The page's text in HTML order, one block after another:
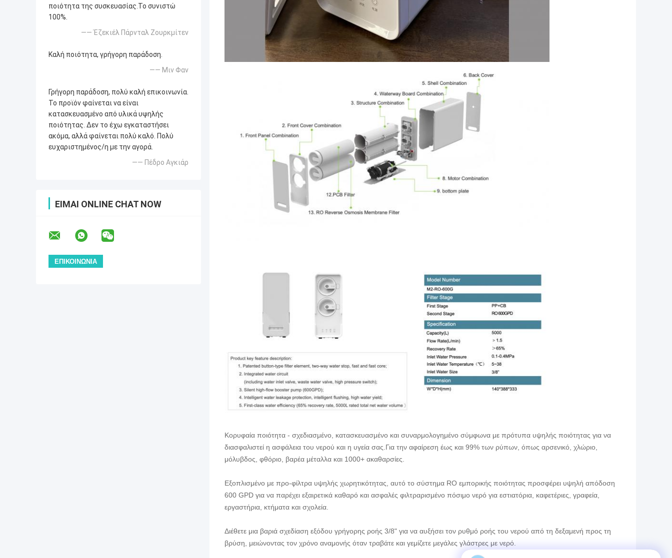
ποιότητα της συσκευασίας.Το συνιστώ
100%.
—— Έζεκιέλ Πάρνταλ Ζουρκμίτεν
Καλή ποιότητα, γρήγορη παράδοση.
—— Μιν Φαν
Γρήγορη παράδοση, πολύ καλή επικοινωνία.
Το προϊόν φαίνεται να είναι
κατασκευασμένο από υλικά υψηλής
ποιότητας. Δεν το έχω εγκαταστήσει
ακόμα, αλλά φαίνεται πολύ καλό. Πολύ
ευχαριστημένος/η με την αγορά.
—— Πέδρο Αγκιάρ
ΕΊΜΑΙ ONLINE CHAT NOW
Κορυφαία ποιότητα - σχεδιασμένο, κατασκευασμένο και συναρμολογημένο σύμφωνα με πρότυπα υψηλής ποιότητας για να
διασφαλιστεί η ασφάλεια του νερού και η υγεία σας.Για την αφαίρεση έως και 99% των ρύπων, όπως αρσενικό, χλώριο,
μόλυβδος, φθόριο, βαρέα μέταλλα και 1000+ ακαθαρσίες.
Εξοπλισμένο με προ-φίλτρα υψηλής χωρητικότητας, αυτό το σύστημα RO εμπορικής ποιότητας προσφέρει υψηλή απόδοση
600 GPD για να παρέχει εξαιρετικά καθαρό και ασφαλές φιλτραρισμένο πόσιμο νερό για εστιατόρια, καφετέριες, γραφεία,
εργαστήρια, κτήματα και σχολεία.
Διέθετε μια βαριά σχεδίαση εξόδου γρήγορης ροής 3/8" για να αυξήσει τον ρυθμό ροής του νερού από τη δεξαμενή προς τη
βρύση, μειώνοντας τον χρόνο αναμονής όταν τραβάτε και γεμίζετε μεγάλες γλάστρες με νερό.